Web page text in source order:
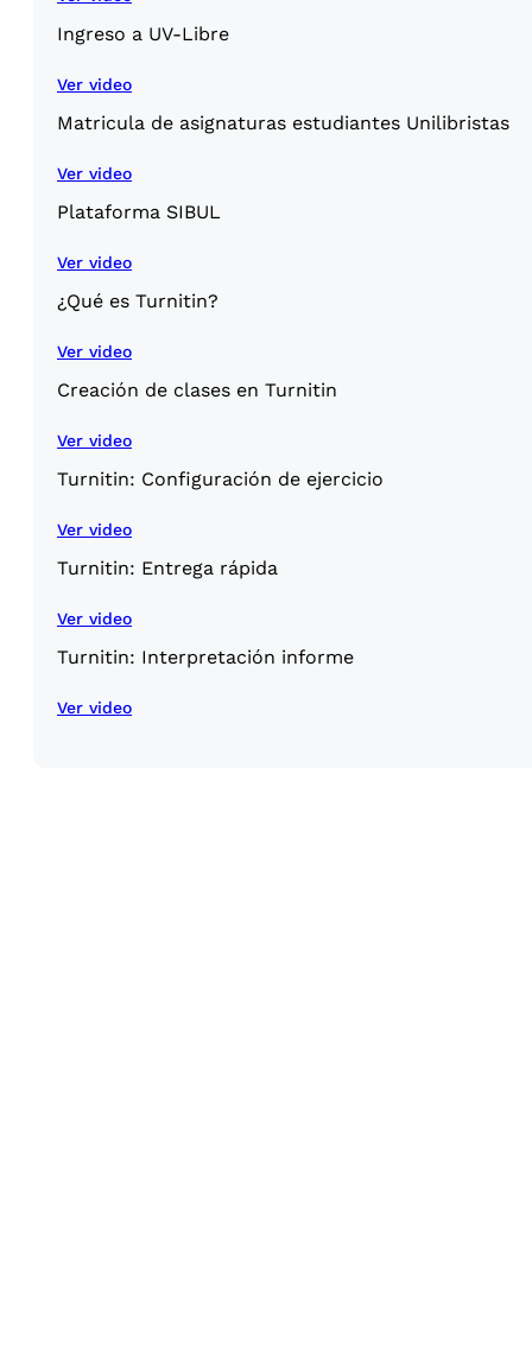
Ingreso a UV-Libre
Ver video
Matricula de asignaturas estudiantes Unilibristas
Ver video
Plataforma SIBUL
Ver video
¿Qué es Turnitin?
Ver video
Creación de clases en Turnitin
Ver video
Turnitin: Configuración de ejercicio
Ver video
Turnitin: Entrega rápida
Ver video
Turnitin: Interpretación informe
Ver video